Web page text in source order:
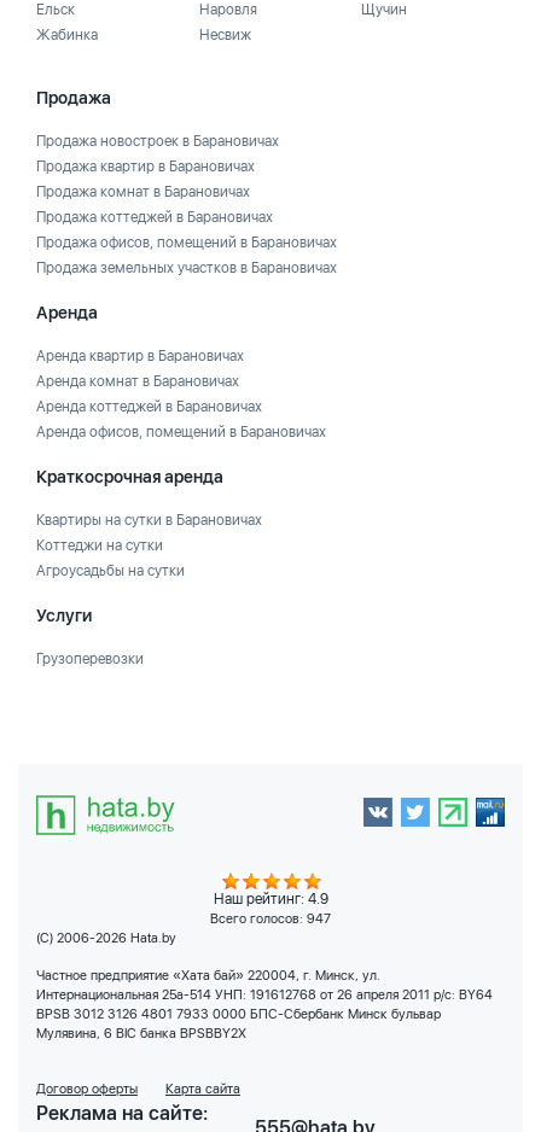
Ельск
Жабинка
Наровля
Несвиж
Щучин
Продажа
Продажа новостроек в Барановичах
Продажа квартир в Барановичах
Продажа комнат в Барановичах
Продажа коттеджей в Барановичах
Продажа офисов, помещений в Барановичах
Продажа земельных участков в Барановичах
Аренда
Аренда квартир в Барановичах
Аренда комнат в Барановичах
Аренда коттеджей в Барановичах
Аренда офисов, помещений в Барановичах
Краткосрочная аренда
Квартиры на сутки в Барановичах
Коттеджи на сутки
Агроусадьбы на сутки
Услуги
Грузоперевозки
Наш рейтинг: 4.9
Всего голосов: 947
(C) 2006-2026 Hata.by
Частное предприятие «Хата бай» 220004, г. Минск, ул.
Интернациональная 25а-514 УНП: 191612768 от 26 апреля 2011 р/с: BY64
BPSB 3012 3126 4801 7933 0000 БПС-Сбербанк Минск бульвар
Мулявина, 6 BIC банка BPSBBY2X
Договор оферты Карта сайта
Реклама на сайте: